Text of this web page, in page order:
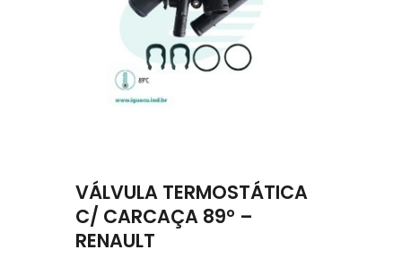
VÁLVULA TERMOSTÁTICA
C/ CARCAÇA 89° –
RENAULT